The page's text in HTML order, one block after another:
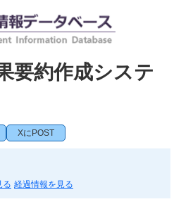
要約作成システ
XにPOST
る 経過情報を見る